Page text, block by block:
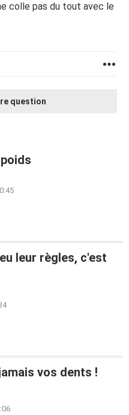
colle pas du tout avec le
question
leur règles, c'est
vos dents !